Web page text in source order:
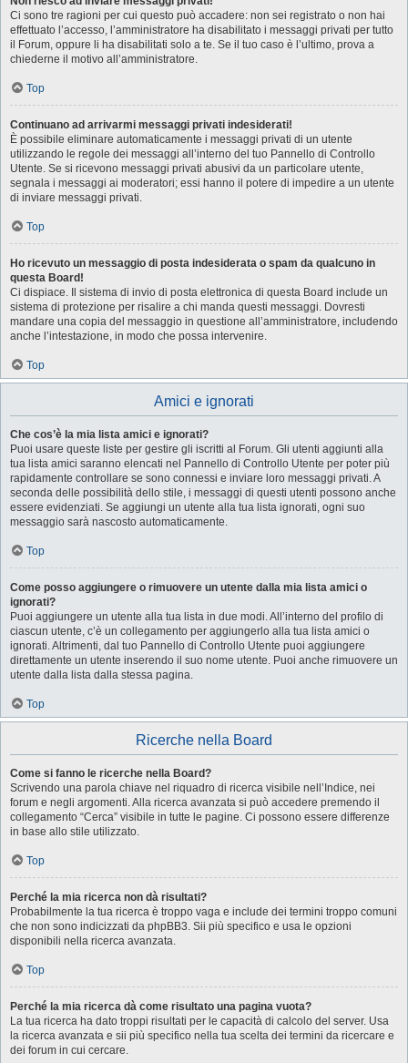
Ci sono tre ragioni per cui questo può accadere: non sei registrato o non hai
effettuato l’accesso, l’amministratore ha disabilitato i messaggi privati per tutto
il Forum, oppure li ha disabilitati solo a te. Se il tuo caso è l’ultimo, prova a
chiederne il motivo all’amministratore.
Top
Continuano ad arrivarmi messaggi privati indesiderati!
È possibile eliminare automaticamente i messaggi privati ​​di un utente
utilizzando le regole dei messaggi all’interno del tuo Pannello di Controllo
Utente. Se si ricevono messaggi privati ​​abusivi da un particolare utente,
segnala i messaggi ai moderatori; essi hanno il potere di impedire a un utente
di inviare messaggi privati​​.
Top
Ho ricevuto un messaggio di posta indesiderata o spam da qualcuno in
questa Board!
Ci dispiace. Il sistema di invio di posta elettronica di questa Board include un
sistema di protezione per risalire a chi manda questi messaggi. Dovresti
mandare una copia del messaggio in questione all’amministratore, includendo
anche l’intestazione, in modo che possa intervenire.
Top
Amici e ignorati
Che cos’è la mia lista amici e ignorati?
Puoi usare queste liste per gestire gli iscritti al Forum. Gli utenti aggiunti alla
tua lista amici saranno elencati nel Pannello di Controllo Utente per poter più
rapidamente controllare se sono connessi e inviare loro messaggi privati. A
seconda delle possibilità dello stile, i messaggi di questi utenti possono anche
essere evidenziati. Se aggiungi un utente alla tua lista ignorati, ogni suo
messaggio sarà nascosto automaticamente.
Top
Come posso aggiungere o rimuovere un utente dalla mia lista amici o
ignorati?
Puoi aggiungere un utente alla tua lista in due modi. All’interno del profilo di
ciascun utente, c’è un collegamento per aggiungerlo alla tua lista amici o
ignorati. Altrimenti, dal tuo Pannello di Controllo Utente puoi aggiungere
direttamente un utente inserendo il suo nome utente. Puoi anche rimuovere un
utente dalla lista dalla stessa pagina.
Top
Ricerche nella Board
Come si fanno le ricerche nella Board?
Scrivendo una parola chiave nel riquadro di ricerca visibile nell’Indice, nei
forum e negli argomenti. Alla ricerca avanzata si può accedere premendo il
collegamento “Cerca” visibile in tutte le pagine. Ci possono essere differenze
in base allo stile utilizzato.
Top
Perché la mia ricerca non dà risultati?
Probabilmente la tua ricerca è troppo vaga e include dei termini troppo comuni
che non sono indicizzati da phpBB3. Sii più specifico e usa le opzioni
disponibili nella ricerca avanzata.
Top
Perché la mia ricerca dà come risultato una pagina vuota?
La tua ricerca ha dato troppi risultati per le capacità di calcolo del server. Usa
la ricerca avanzata e sii più specifico nella tua scelta dei termini da ricercare e
dei forum in cui cercare.